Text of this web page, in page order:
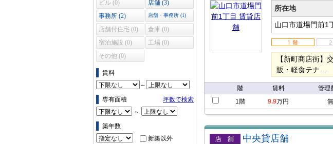
ビル (0)
店舗 (3)
事務所 (2)
店舗・事務所 (1)
店舗付住宅 (0)
倉庫 (0)
宿泊施設 (0)
工場 (0)
その他 (0)
賃料
～
専有面積
坪数で検索
～
築年数
新築以外
所在地
山口市道場門前1
【新町商店街
販・軽食テナ…
階 賃料 管理
1階
9.9万円 無
中央貸店舗